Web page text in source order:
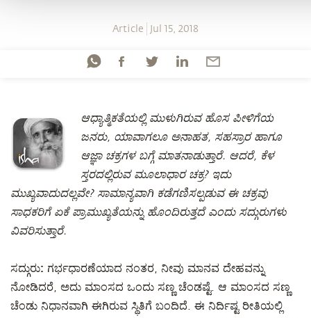
Article Jul 15, 2018
ಆಧ್ಯಾತ್ಮಿಕತೆಯಲ್ಲಿ ಮುಳುಗಿರುವ ಹೊಸ ಪೀಳಿಗೆಯ
ಜನರು, ಯಾವಾಗಲೂ ಅನಾಹತ, ಸಹಸ್ರಾರ ಹಾಗೂ
ಆಜ್ಞಾ ಚಕ್ರಗಳ ಬಗ್ಗೆ ಮಾತನಾಡುತ್ತಾರೆ. ಆದರೆ, ಕೆಳ
ಸ್ತರದಲ್ಲಿರುವ ಮೂಲಾಧಾರ ಚಕ್ರ? ಇದು
ಮುಖ್ಯವಾದುದಲ್ಲವೇ? ಸಾಮಾನ್ಯವಾಗಿ ಕಡೆಗಣಿಸಲ್ಪಡುವ ಈ ಚಕ್ರವು
ಸಾಧಕರಿಗೆ ಏಕೆ ಪ್ರಾಮುಖ್ಯತೆಯನ್ನು ಹೊಂದಿರುತ್ತದೆ ಎಂದು ಸದ್ಗುರುಗಳು
ವಿವರಿಸುತ್ತಾರೆ.
ಸದ್ಗುರು: ಗರ್ಭಧಾರಣೆಯಾದ ನಂತರ, ನೀವು ಮಾನವ ದೇಹವನ್ನು
ನೋಡಿದರೆ, ಅದು ಮಾಂಸದ ಒಂದು ಸಣ್ಣ ಚೆಂಡಷ್ಟೆ. ಆ ಮಾಂಸದ ಸಣ್ಣ
ಚೆಂಡು ನಿಧಾನವಾಗಿ ಈಗಿರುವ ಸ್ಥಿತಿಗೆ ಬಂದಿದೆ. ಈ ನಿರ್ದಿಷ್ಟ ರೀತಿಯಲ್ಲಿ